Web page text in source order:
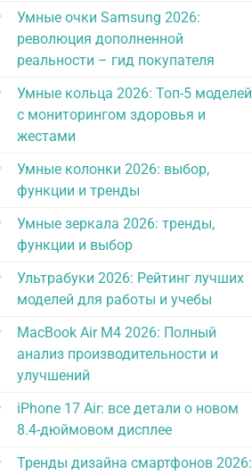
Умные очки Samsung 2026:
революция дополненной
реальности – гид покупателя
Умные кольца 2026: Топ-5 моделей
с мониторингом здоровья и
жестами
Умные колонки 2026: выбор,
функции и тренды
Умные зеркала 2026: тренды,
функции и выбор
Ультрабуки 2026: Рейтинг лучших
моделей для работы и учебы
MacBook Air M4 2026: Полный
анализ производительности и
улучшений
iPhone 17 Air: все детали о новом
8.4-дюймовом дисплее
Тренды дизайна смартфонов 2026: